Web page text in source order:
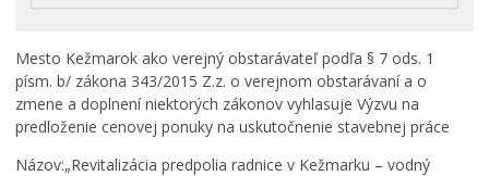
Mesto Kežmarok ako verejný obstarávateľ podľa § 7 ods. 1
písm. b/ zákona 343/2015 Z.z. o verejnom obstarávaní a o
zmene a doplnení niektorých zákonov vyhlasuje Výzvu na
predloženie cenovej ponuky na uskutočnenie stavebnej práce
Názov:„Revitalizácia predpolia radnice v Kežmarku – vodný